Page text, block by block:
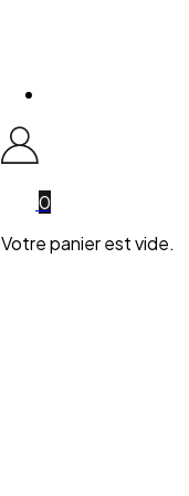
0
Votre panier est vide.